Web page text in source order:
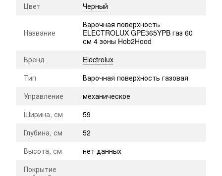
Цвет
Черный
Название
Варочная поверхность
ELECTROLUX GPE365YPB газ 60
см 4 зоны Hob2Hood
Бренд
Electrolux
Тип
Варочная поверхность газовая
Управление
механическое
Ширина, см
59
Глубина, см
52
Высота, см
нет данных
Покрытие